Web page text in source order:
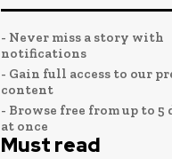
- Never miss a story with
notifications
- Gain full access to our
content
- Browse free from up to 5
at once
Must read